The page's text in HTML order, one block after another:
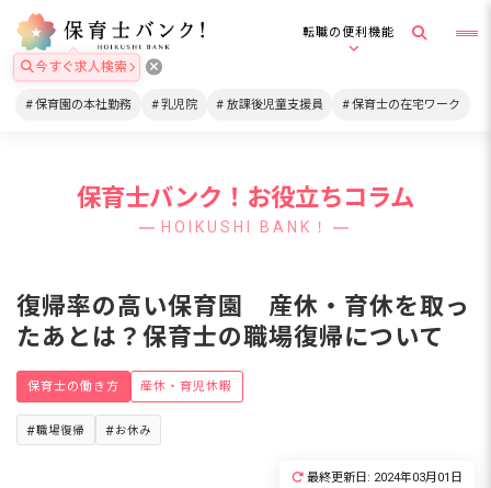
転職の便利機能
今すぐ求人検索
保育園の本社勤務 乳児院 放課後児童支援員 保育士の在宅ワーク
保育士バンク！お役立ちコラム
HOIKUSHI BANK！
復帰率の高い保育園 産休・育休を取っ
たあとは？保育士の職場復帰について
保育士の働き方 産休・育児休暇
職場復帰 お休み
最終更新日: 2024年03月01日